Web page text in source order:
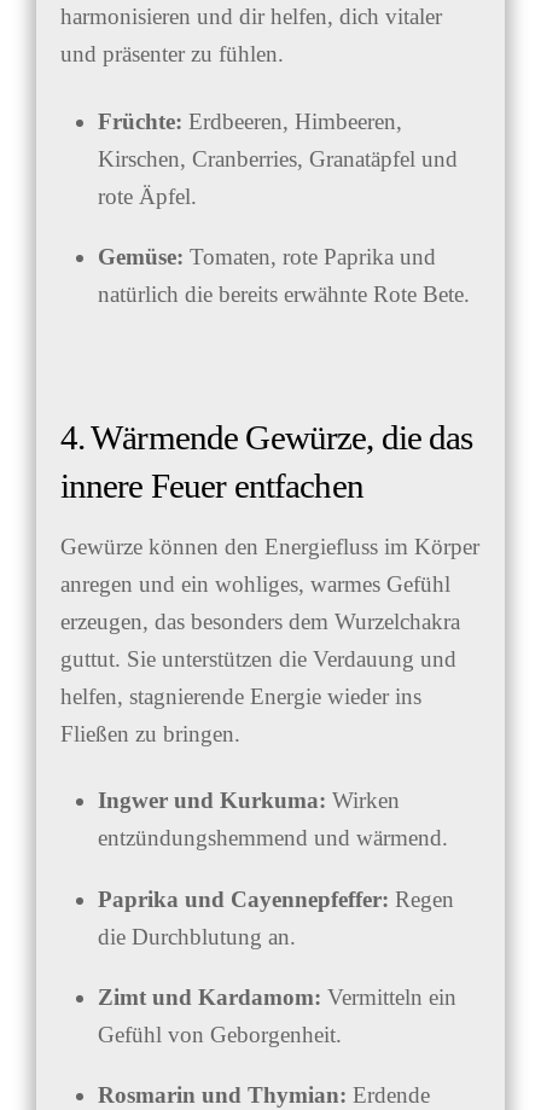
harmonisieren und dir helfen, dich vitaler
und präsenter zu fühlen.
Früchte: Erdbeeren, Himbeeren,
Kirschen, Cranberries, Granatäpfel und
rote Äpfel.
Gemüse: Tomaten, rote Paprika und
natürlich die bereits erwähnte Rote Bete.
4. Wärmende Gewürze, die das
innere Feuer entfachen
Gewürze können den Energiefluss im Körper
anregen und ein wohliges, warmes Gefühl
erzeugen, das besonders dem Wurzelchakra
guttut. Sie unterstützen die Verdauung und
helfen, stagnierende Energie wieder ins
Fließen zu bringen.
Ingwer und Kurkuma: Wirken
entzündungshemmend und wärmend.
Paprika und Cayennepfeffer: Regen
die Durchblutung an.
Zimt und Kardamom: Vermitteln ein
Gefühl von Geborgenheit.
Rosmarin und Thymian: Erdende